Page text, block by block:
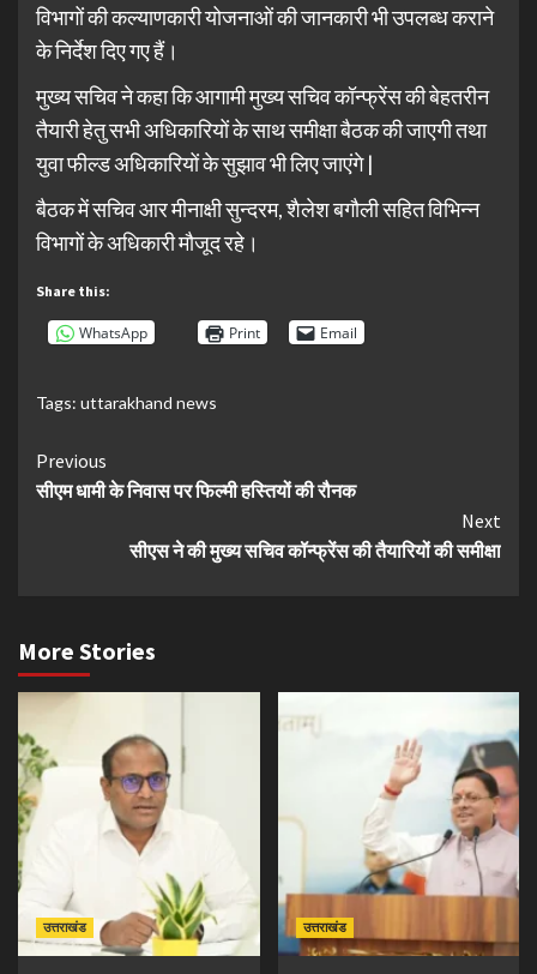
विभागों की कल्याणकारी योजनाओं की जानकारी भी उपलब्ध कराने
के निर्देश दिए गए हैं।
मुख्य सचिव ने कहा कि आगामी मुख्य सचिव कॉन्फ्रेंस की बेहतरीन
तैयारी हेतु सभी अधिकारियों के साथ समीक्षा बैठक की जाएगी तथा
युवा फील्ड अधिकारियों के सुझाव भी लिए जाएंगे |
बैठक में सचिव आर मीनाक्षी सुन्दरम, शैलेश बगौली सहित विभिन्न
विभागों के अधिकारी मौजूद रहे।
Share this:
WhatsApp Print Email
Tags: uttarakhand news
Continue
Reading
Previous
सीएम धामी के निवास पर फिल्मी हस्तियों की रौनक
Next
सीएस ने की मुख्य सचिव कॉन्फ्रेंस की तैयारियों की समीक्षा
More Stories
उत्तराखंड उत्तराखंड